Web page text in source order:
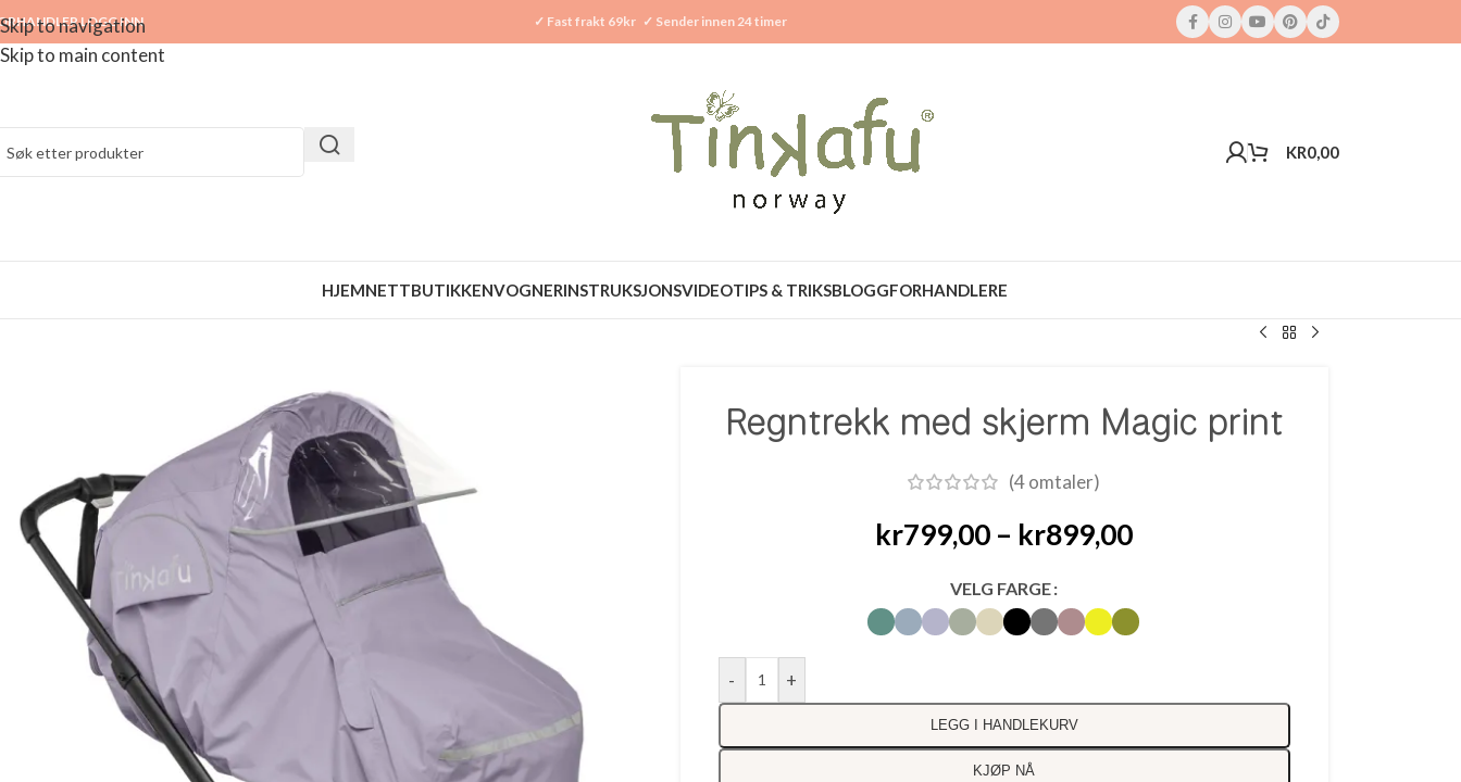
Skip to navigation
Skip to main content
LOGG INN ✓ Fast frakt 69kr ✓ Sender innen 24 timer
KR0,00
HJEMNETTBUTIKKENVOGNERINSTRUKSJONSVIDEOTIPS & TRIKSBLOGGFORHANDLERE
Regntrekk med skjerm Magic print
(4omtaler)
kr799,00 – kr899,00
VELG FARGE
- +
LEGG I HANDLEKURV
KJØP NÅ